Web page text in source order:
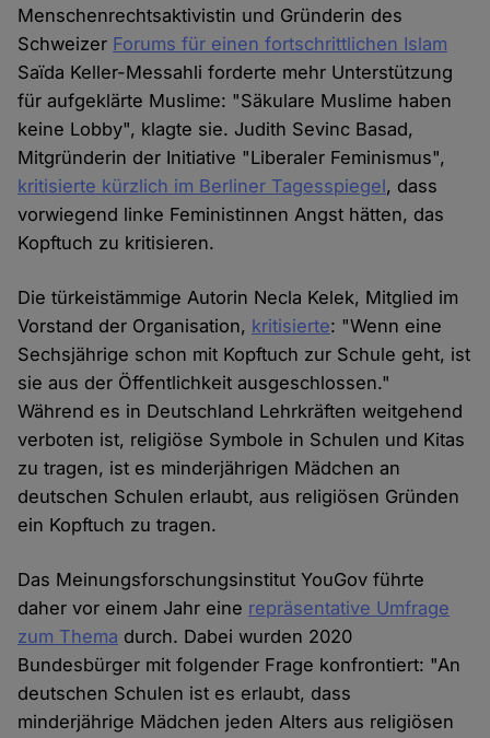
Menschenrechtsaktivistin und Gründerin des
Schweizer Forums für einen fortschrittlichen Islam
Saïda Keller-Messahli forderte mehr Unterstützung
für aufgeklärte Muslime: "Säkulare Muslime haben
keine Lobby", klagte sie. Judith Sevinc Basad,
Mitgründerin der Initiative "Liberaler Feminismus",
kritisierte kürzlich im Berliner Tagesspiegel, dass
vorwiegend linke Feministinnen Angst hätten, das
Kopftuch zu kritisieren.
Die türkeistämmige Autorin Necla Kelek, Mitglied im
Vorstand der Organisation, kritisierte: "Wenn eine
Sechsjährige schon mit Kopftuch zur Schule geht, ist
sie aus der Öffentlichkeit ausgeschlossen."
Während es in Deutschland Lehrkräften weitgehend
verboten ist, religiöse Symbole in Schulen und Kitas
zu tragen, ist es minderjährigen Mädchen an
deutschen Schulen erlaubt, aus religiösen Gründen
ein Kopftuch zu tragen.
Das Meinungsforschungsinstitut YouGov führte
daher vor einem Jahr eine repräsentative Umfrage
zum Thema durch. Dabei wurden 2020
Bundesbürger mit folgender Frage konfrontiert: "An
deutschen Schulen ist es erlaubt, dass
minderjährige Mädchen jeden Alters aus religiösen